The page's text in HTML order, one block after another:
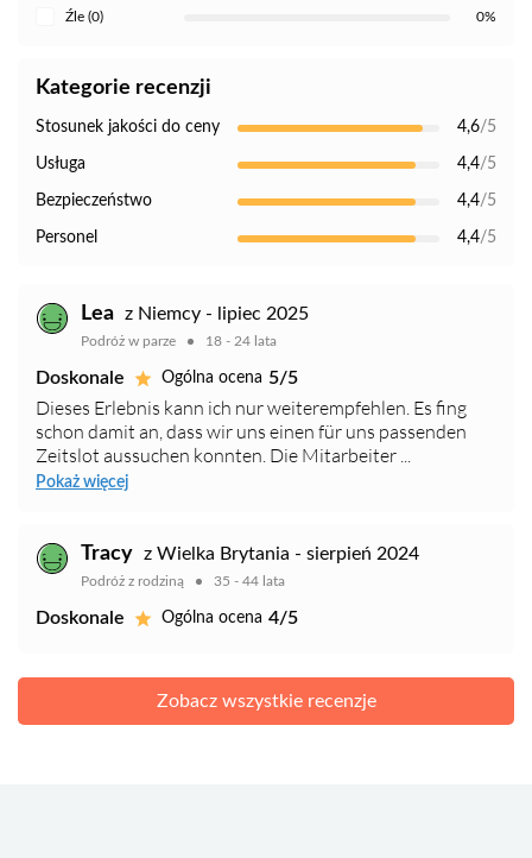
Źle (0) 0%
Kategorie recenzji
Stosunek jakości do ceny 4,6/5
Usługa 4,4/5
Bezpieczeństwo 4,4/5
Personel 4,4/5
Lea z Niemcy - lipiec 2025
Podróż w parze 18 - 24 lata
Doskonale Ogólna ocena 5/5
Dieses Erlebnis kann ich nur weiterempfehlen. Es fing
schon damit an, dass wir uns einen für uns passenden
Zeitslot aussuchen konnten. Die Mitarbeiter ...
Pokaż więcej
Tracy z Wielka Brytania - sierpień 2024
Podróż z rodziną 35 - 44 lata
Doskonale Ogólna ocena 4/5
Zobacz wszystkie recenzje